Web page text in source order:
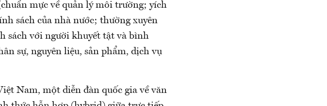
mực về quản lý môi trường; yích
sách của nhà nước; thường xuyên
sách với người khuyết tật và bình
sự, nguyên liệu, sản phẩm, dịch vụ
Nam, một diễn đàn quốc gia về văn